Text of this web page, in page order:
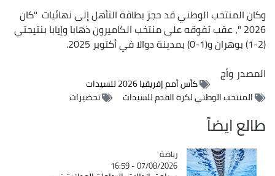
وكان المنتخب الوطني قد حجز بطاقة التأهل إلى نهائيات "كان
2026 "، عقب تفوقه على منتخب الكاميرون ذهابا وإيابا بنتيجتي
المصدروأج
كأس أمم إفريقيا 2026 للسيدات
المنتخب الوطني لكرة القدم للسيدات
تحضيرات
طالع ايضاً
Catégorie
رياضة
07/08/2026 - 16:59